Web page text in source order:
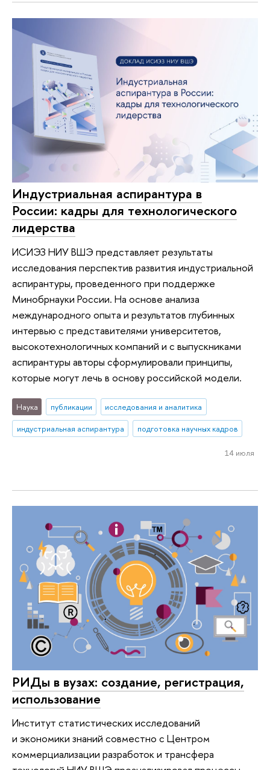
Индустриальная аспирантура в
России: кадры для технологического
лидерства
ИСИЭЗ НИУ ВШЭ представляет результаты
исследования перспектив развития индустриальной
аспирантуры, проведенного при поддержке
Минобрнауки России. На основе анализа
международного опыта и результатов глубинных
интервью с представителями университетов,
высокотехнологичных компаний и с выпускниками
аспирантуры авторы сформулировали принципы,
которые могут лечь в основу российской модели.
Наука публикации
исследования и аналитика
индустриальная аспирантура
подготовка научных кадров
14 июля
РИДы в вузах: создание, регистрация,
использование
Институт статистических исследований
и экономики знаний совместно с Центром
коммерциализации разработок и трансфера